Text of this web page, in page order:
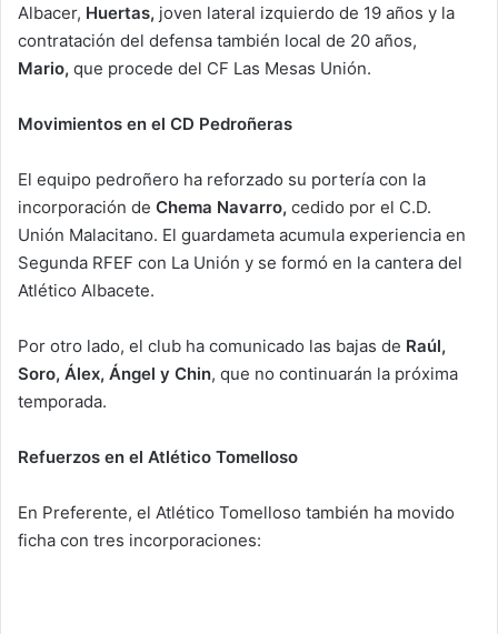
Albacer, Huertas, joven lateral izquierdo de 19 años y la
contratación del defensa también local de 20 años,
Mario, que procede del CF Las Mesas Unión.
Movimientos en el CD Pedroñeras
El equipo pedroñero ha reforzado su portería con la
incorporación de Chema Navarro, cedido por el C.D.
Unión Malacitano. El guardameta acumula experiencia en
Segunda RFEF con La Unión y se formó en la cantera del
Atlético Albacete.
Por otro lado, el club ha comunicado las bajas de Raúl,
Soro, Álex, Ángel y Chin, que no continuarán la próxima
temporada.
Refuerzos en el Atlético Tomelloso
En Preferente, el Atlético Tomelloso también ha movido
ficha con tres incorporaciones: